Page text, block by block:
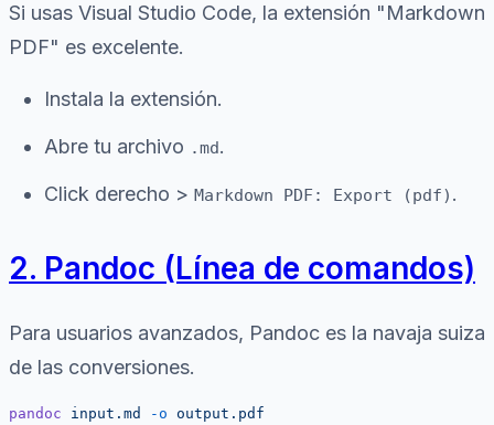
Si usas Visual Studio Code, la extensión "Markdown
PDF" es excelente.
Instala la extensión.
Abre tu archivo .md.
Click derecho > Markdown PDF: Export (pdf) .
2. Pandoc (Línea de comandos)
Para usuarios avanzados, Pandoc es la navaja suiza
de las conversiones.
pandoc input.md -o